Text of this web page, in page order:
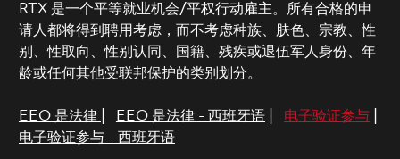
RTX 是一个平等就业机会/平权行动雇主。所有合格的申
请人都将得到聘用考虑，而不考虑种族、肤色、宗教、性
别、性取向、性别认同、国籍、残疾或退伍军人身份、年
龄或任何其他受联邦保护的类别划分。
EEO 是法律 EEO 是法律 - 西班牙语| 电子验证参与|
电子验证参与 - 西班牙语